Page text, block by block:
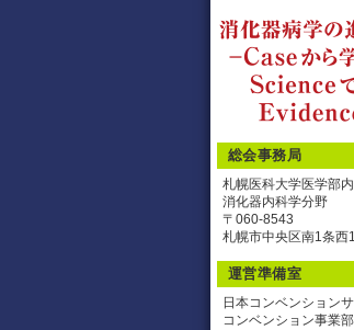
総会事務局
札幌医科大学医学部
消化器内科学分野
〒060-8543
札幌市中央区南1条西
運営準備室
日本コンベンション
コンベンション事業